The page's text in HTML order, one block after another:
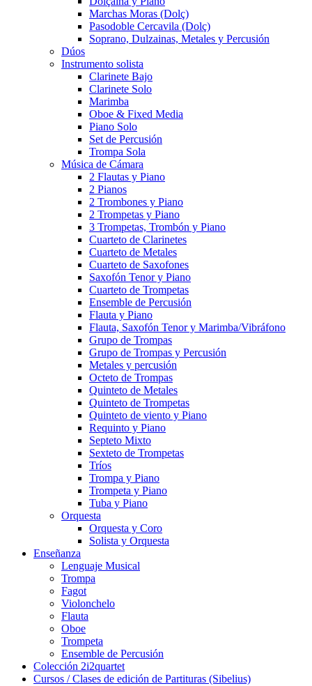
Marchas Moras (Dolç)
Pasodoble Cercavila (Dolç)
Soprano, Dulzainas, Metales y Percusión
Dúos
Instrumento solista
Clarinete Bajo
Clarinete Solo
Marimba
Oboe & Fixed Media
Piano Solo
Set de Percusión
Trompa Sola
Música de Cámara
2 Flautas y Piano
2 Pianos
2 Trombones y Piano
2 Trompetas y Piano
3 Trompetas, Trombón y Piano
Cuarteto de Clarinetes
Cuarteto de Metales
Cuarteto de Saxofones
Saxofón Tenor y Piano
Cuarteto de Trompetas
Ensemble de Percusión
Flauta y Piano
Flauta, Saxofón Tenor y Marimba/Vibráfono
Grupo de Trompas
Grupo de Trompas y Percusión
Metales y percusión
Octeto de Trompas
Quinteto de Metales
Quinteto de Trompetas
Quinteto de viento y Piano
Requinto y Piano
Septeto Mixto
Sexteto de Trompetas
Tríos
Trompa y Piano
Trompeta y Piano
Tuba y Piano
Orquesta
Orquesta y Coro
Solista y Orquesta
Enseñanza
Lenguaje Musical
Trompa
Fagot
Violonchelo
Flauta
Oboe
Trompeta
Ensemble de Percusión
Colección 2i2quartet
Cursos / Clases de edición de Partituras (Sibelius)